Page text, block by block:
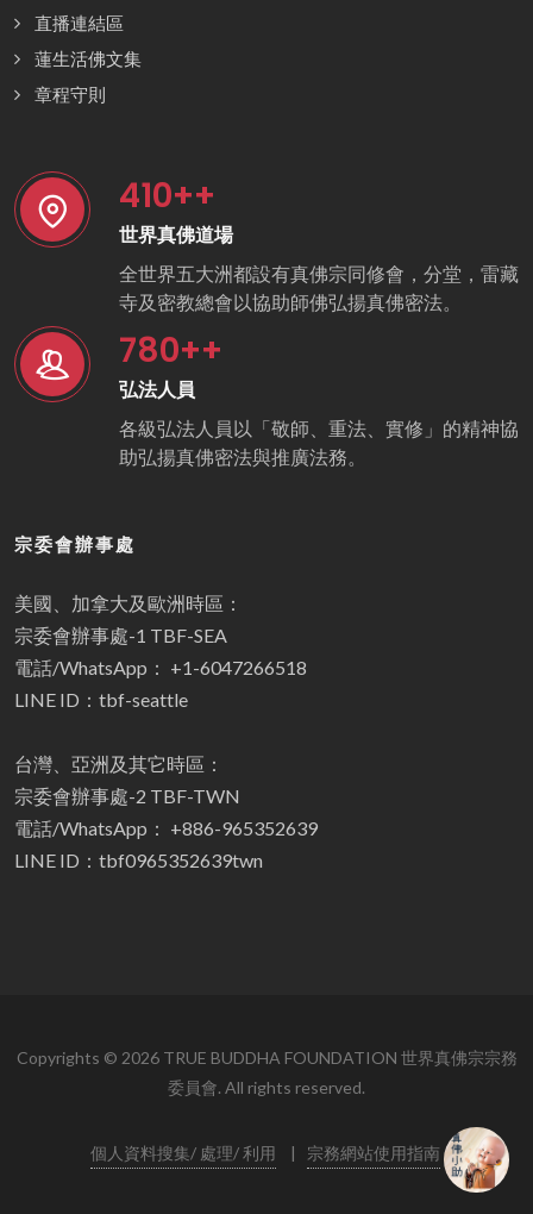
直播連結區
蓮生活佛文集
章程守則
410++
世界真佛道場
全世界五大洲都設有真佛宗同修會，分堂，雷藏
寺及密教總會以協助師佛弘揚真佛密法。
780++
弘法人員
各級弘法人員以「敬師、重法、實修」的精神協
助弘揚真佛密法與推廣法務。
宗委會辦事處
美國、加拿大及歐洲時區：
宗委會辦事處-1 TBF-SEA
電話/WhatsApp： +1-6047266518
LINE ID：tbf-seattle
台灣、亞洲及其它時區：
宗委會辦事處-2 TBF-TWN
電話/WhatsApp： +886-965352639
LINE ID：tbf0965352639twn
Copyrights © 2026 TRUE BUDDHA FOUNDATION 世界真佛宗宗務
委員會. All rights reserved.
個人資料搜集/ 處理/ 利用 宗務網站使用指南